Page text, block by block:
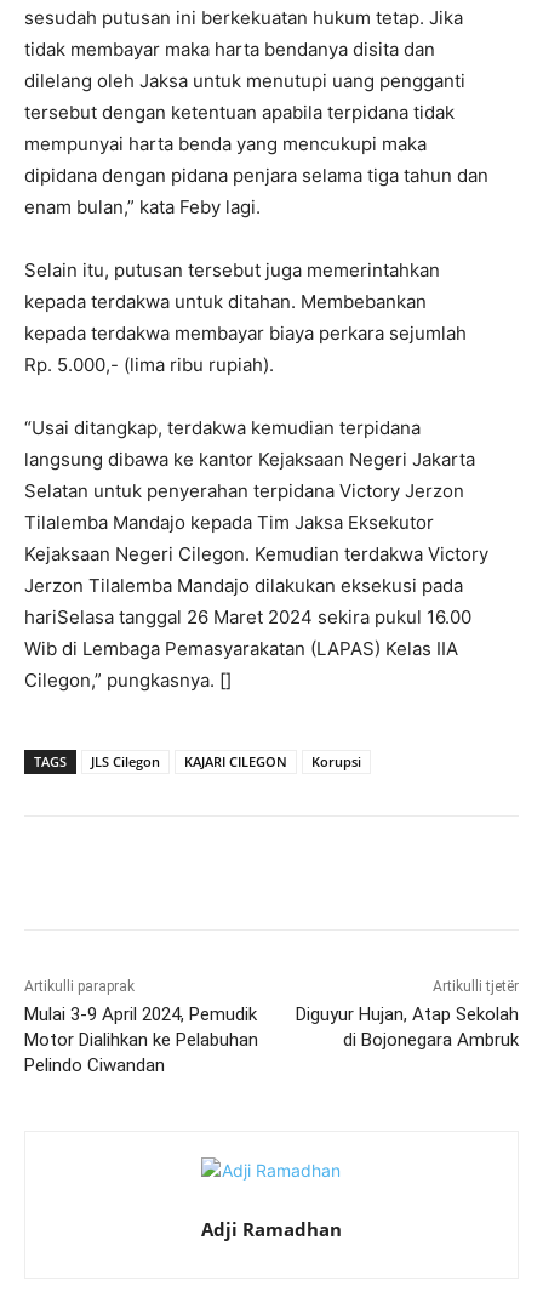
sesudah putusan ini berkekuatan hukum tetap. Jika
tidak membayar maka harta bendanya disita dan
dilelang oleh Jaksa untuk menutupi uang pengganti
tersebut dengan ketentuan apabila terpidana tidak
mempunyai harta benda yang mencukupi maka
dipidana dengan pidana penjara selama tiga tahun dan
enam bulan,” kata Feby lagi.
Selain itu, putusan tersebut juga memerintahkan
kepada terdakwa untuk ditahan. Membebankan
kepada terdakwa membayar biaya perkara sejumlah
Rp. 5.000,- (lima ribu rupiah).
“Usai ditangkap, terdakwa kemudian terpidana
langsung dibawa ke kantor Kejaksaan Negeri Jakarta
Selatan untuk penyerahan terpidana Victory Jerzon
Tilalemba Mandajo kepada Tim Jaksa Eksekutor
Kejaksaan Negeri Cilegon. Kemudian terdakwa Victory
Jerzon Tilalemba Mandajo dilakukan eksekusi pada
hariSelasa tanggal 26 Maret 2024 sekira pukul 16.00
Wib di Lembaga Pemasyarakatan (LAPAS) Kelas IIA
Cilegon,” pungkasnya. []
TAGS JLS Cilegon KAJARI CILEGON Korupsi
Artikulli paraprak
Mulai 3-9 April 2024, Pemudik
Motor Dialihkan ke Pelabuhan
Pelindo Ciwandan
Artikulli tjetër
Diguyur Hujan, Atap Sekolah
di Bojonegara Ambruk
Adji Ramadhan